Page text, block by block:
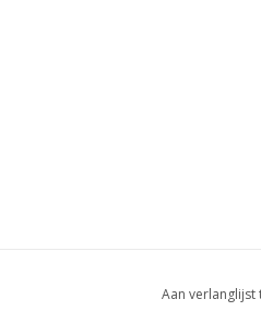
Aan verlanglijst